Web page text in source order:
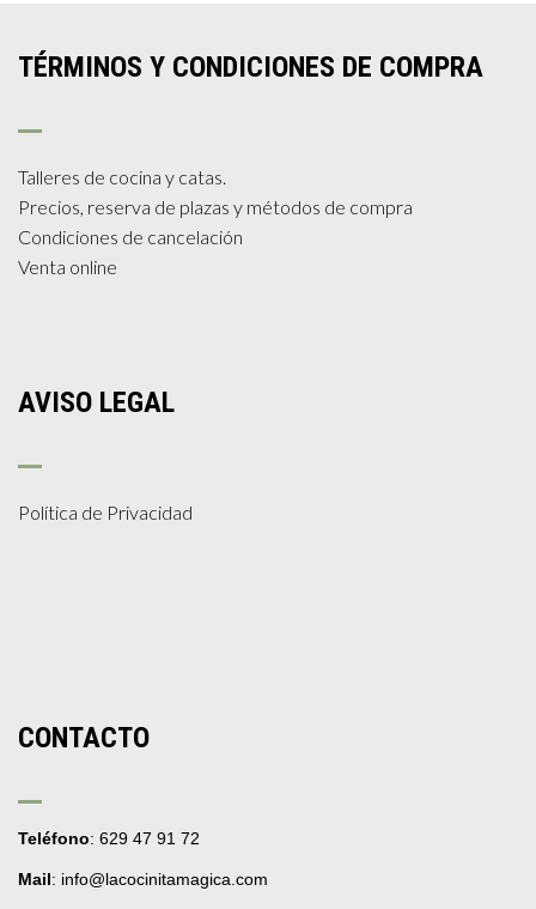
TÉRMINOS Y CONDICIONES DE COMPRA
Talleres de cocina y catas.
Precios, reserva de plazas y métodos de compra
Condiciones de cancelación
Venta online
AVISO LEGAL
Política de Privacidad
CONTACTO
Teléfono: 629 47 91 72
Mail: info@lacocinitamagica.com